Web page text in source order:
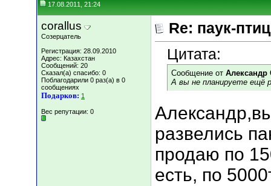
17.08.2011, 21:24
corallus
Созерцатель
Регистрация: 28.09.2010
Адрес: Казахстан
Сообщений: 20
Сказал(а) спасибо: 0
Поблагодарили 0 раз(а) в 0
сообщениях
Подарков: 1
Вес репутации: 0
Re: паук-
Цитата:
Сообщение от Александр
А вы не планируете ещё
развелись
продаю по
есть, по